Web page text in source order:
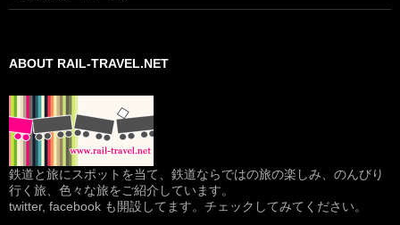
ABOUT RAIL-TRAVEL.NET
鉄道と旅にスポットを当て、鉄道ならではの旅の楽しみ、のんびり
行く旅、色々な旅をご紹介しています。
twitter, facebook も開設してます。チェックしてみてください。